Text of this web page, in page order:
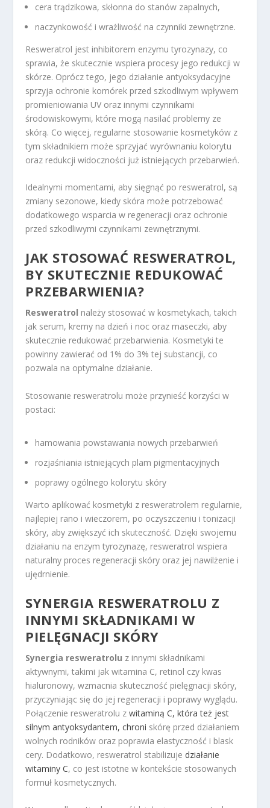
cera trądzikowa, skłonna do stanów zapalnych,
naczynkowość i wrażliwość na czynniki zewnętrzne.
Resweratrol jest inhibitorem enzymu tyrozynazy, co
sprawia, że skutecznie wspiera procesy jego redukcji w
skórze. Oprócz tego, jego działanie antyoksydacyjne
sprzyja ochronie komórek przed szkodliwym wpływem
promieniowania UV oraz innymi czynnikami
środowiskowymi, które mogą nasilać problemy ze
skórą. Co więcej, regularne stosowanie kosmetyków z
tym składnikiem może sprzyjać wyrównaniu kolorytu
oraz redukcji widoczności już istniejących przebarwień.
Idealnymi momentami, aby sięgnąć po resweratrol, są
zmiany sezonowe, kiedy skóra może potrzebować
dodatkowego wsparcia w regeneracji oraz ochronie
przed szkodliwymi czynnikami zewnętrznymi.
JAK STOSOWAĆ RESWERATROL,
BY SKUTECZNIE REDUKOWAĆ
PRZEBARWIENIA?
Resweratrol należy stosować w kosmetykach, takich
jak serum, kremy na dzień i noc oraz maseczki, aby
skutecznie redukować przebarwienia. Kosmetyki te
powinny zawierać od 1% do 3% tej substancji, co
pozwala na optymalne działanie.
Stosowanie resweratrolu może przynieść korzyści w
postaci:
hamowania powstawania nowych przebarwień
rozjaśniania istniejących plam pigmentacyjnych
poprawy ogólnego kolorytu skóry
Warto aplikować kosmetyki z resweratrolem regularnie,
najlepiej rano i wieczorem, po oczyszczeniu i tonizacji
skóry, aby zwiększyć ich skuteczność. Dzięki swojemu
działaniu na enzym tyrozynazę, resweratrol wspiera
naturalny proces regeneracji skóry oraz jej nawilżenie i
ujędrnienie.
SYNERGIA RESWERATROLU Z
INNYMI SKŁADNIKAMI W
PIELĘGNACJI SKÓRY
Synergia resweratrolu z innymi składnikami
aktywnymi, takimi jak witamina C, retinol czy kwas
hialuronowy, wzmacnia skuteczność pielęgnacji skóry,
przyczyniając się do jej regeneracji i poprawy wyglądu.
Połączenie resweratrolu zwitaminą C, która też jest
silnym antyoksydantem, chroni skórę przed działaniem
wolnych rodników oraz poprawia elastyczność i blask
cery. Dodatkowo, resweratrol stabilizuje działanie
witaminy C, co jest istotne w kontekście stosowanych
formuł kosmetycznych.